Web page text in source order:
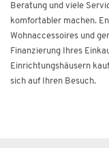
Beratung und viele
komfortabler machen.
Wohnaccessoires und
Finanzierung Ihres
Einrichtungshäusern
sich auf Ihren Besuch.